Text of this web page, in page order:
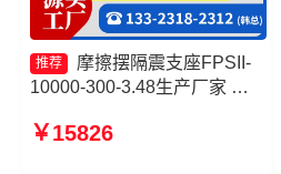
推荐
摩擦摆隔震支座FPSII-
10000-300-3.48生产厂家 建
摆隔震支座FPSII-6000-400-
￥15826